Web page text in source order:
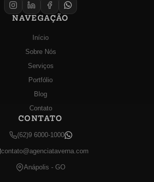
NAVEGAÇÃO
Início
Sobre Nós
Serviços
Portfólio
Blog
Contato
CONTATO
(62)9 6000-1000
contato@agenciataverna.com
Anápolis - GO